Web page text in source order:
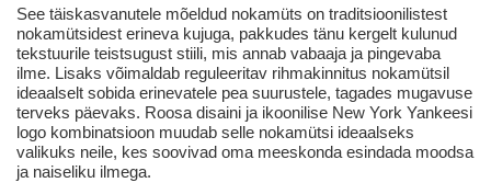
See täiskasvanutele mõeldud nokamüts on traditsioonilistest
nokamütsidest erineva kujuga, pakkudes tänu kergelt kulunud
tekstuurile teistsugust stiili, mis annab vabaaja ja pingevaba
ilme. Lisaks võimaldab reguleeritav rihmakinnitus nokamütsil
ideaalselt sobida erinevatele pea suurustele, tagades mugavuse
terveks päevaks. Roosa disaini ja ikoonilise New York Yankeesi
logo kombinatsioon muudab selle nokamütsi ideaalseks
valikuks neile, kes soovivad oma meeskonda esindada moodsa
ja naiseliku ilmega.